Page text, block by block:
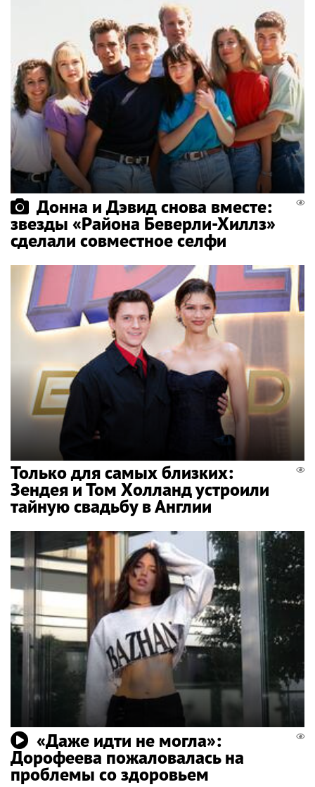
Донна и Дэвид снова вместе:
звезды «Района Беверли-Хиллз»
сделали совместное селфи
Только для самых близких:
Зендея и Том Холланд устроили
тайную свадьбу в Англии
«Даже идти не могла»:
Дорофеева пожаловалась на
проблемы со здоровьем